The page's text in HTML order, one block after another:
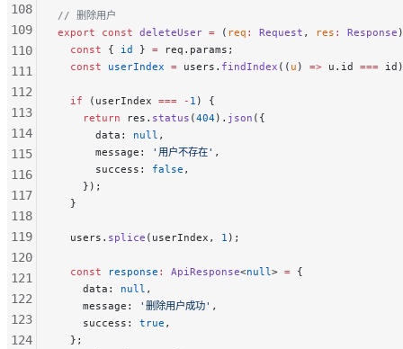
// 删除用户
export const deleteUser = ( req : Request , res : Response
  const
{ id } = req.params;
  const
userIndex = users. findIndex (( u ) => u.id ===
  if
(userIndex === - 1 ) {
    return
res. status (404). json ({
      data:
null ,
      message:
'用户不存在' ,
      success:
false ,
    });
  }
  users.
splice (userIndex, 1 );
  const
response : ApiResponse<null > = {
    data:
null ,
    message:
'删除用户成功' ,
    success:
true ,
  };
108
109
110
111
112
113
114
115
116
117
118
119
120
121
122
123
124